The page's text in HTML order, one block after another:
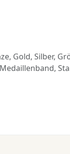
Gold, Silber,